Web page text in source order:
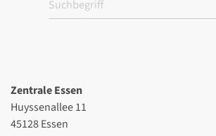
Zentrale Essen
Huyssenallee 11
45128 Essen